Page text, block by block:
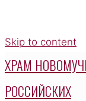
Skip to content
ХРАМ
РОССИЙСКИХ